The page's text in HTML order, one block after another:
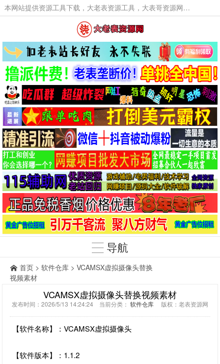
本网站提供资源工具下载，大老表资源工具，大表哥资源网软件工具，大老表资源下载，活动线报福利资源分享,活动线报，大型网游经典游戏，网络热门技术游戏辅助交流与分享。
导航
首页 > 软件仓库 > VCAMSX虚拟摄像头替换
视频素材
VCAMSX虚拟摄像头替换视频素材
发布时间：2026/5/13 14:24:24 当前分类： 软件仓库 版权：老表资源网
【软件名称】：VCAMSX虚拟摄像头
【软件版本】：1.1.2